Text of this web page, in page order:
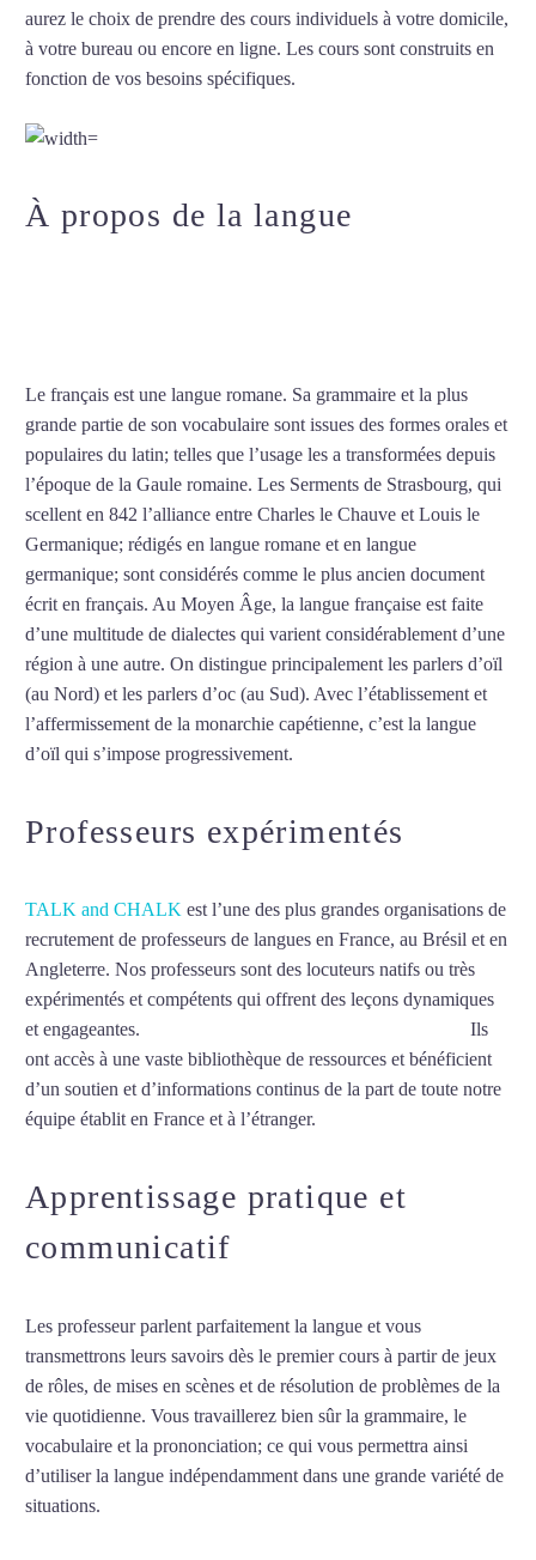
aurez le choix de prendre des cours individuels à votre domicile,
à votre bureau ou encore en ligne. Les cours sont construits en
fonction de vos besoins spécifiques.
À propos de la langue
Le français est une langue romane. Sa grammaire et la plus
grande partie de son vocabulaire sont issues des formes orales et
populaires du latin; telles que l’usage les a transformées depuis
l’époque de la Gaule romaine. Les Serments de Strasbourg, qui
scellent en 842 l’alliance entre Charles le Chauve et Louis le
Germanique; rédigés en langue romane et en langue
germanique; sont considérés comme le plus ancien document
écrit en français. Au Moyen Âge, la langue française est faite
d’une multitude de dialectes qui varient considérablement d’une
région à une autre. On distingue principalement les parlers d’oïl
(au Nord) et les parlers d’oc (au Sud). Avec l’établissement et
l’affermissement de la monarchie capétienne, c’est la langue
d’oïl qui s’impose progressivement.
Professeurs expérimentés
TALK and CHALK est l’une des plus grandes organisations de
recrutement de professeurs de langues en France, au Brésil et en
Angleterre. Nos professeurs sont des locuteurs natifs ou très
expérimentés et compétents qui offrent des leçons dynamiques
et engageantes.
Ils
ont accès à une vaste bibliothèque de ressources et bénéficient
d’un soutien et d’informations continus de la part de toute notre
équipe établit en France et à l’étranger.
Apprentissage pratique et
communicatif
Les professeur parlent parfaitement la langue et vous
transmettrons leurs savoirs dès le premier cours à partir de jeux
de rôles, de mises en scènes et de résolution de problèmes de la
vie quotidienne. Vous travaillerez bien sûr la grammaire, le
vocabulaire et la prononciation; ce qui vous permettra ainsi
d’utiliser la langue indépendamment dans une grande variété de
situations.